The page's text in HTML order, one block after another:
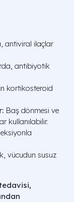
antiviral ilaçlar
antibiyotik
kortikosteroid
Baş dönmesi ve
kullanılabilir.
vücudun susuz